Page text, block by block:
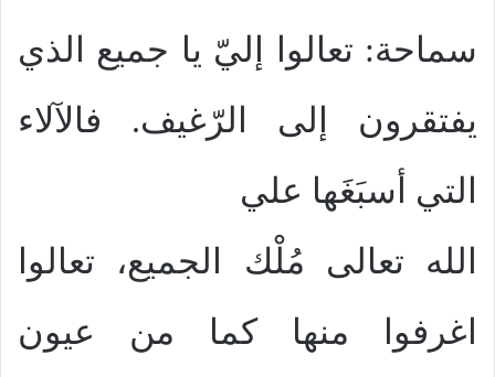
سماحة: تعالوا إليّ يا جميع الذي
يفتقرون إلى الرّغيف. فالآلاء
التي أسبَغَها علي
الله تعالى مُلْك الجميع، تعالوا
اغرفوا منها كما من عيون